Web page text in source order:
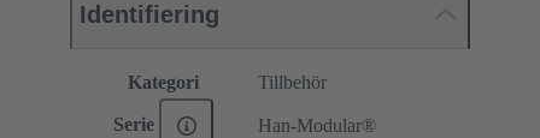
Identifiering
Kategori Tillbehör
Serie Han-Modular®